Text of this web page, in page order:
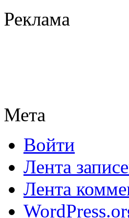
Реклама
Мета
Войти
Лента
Лента